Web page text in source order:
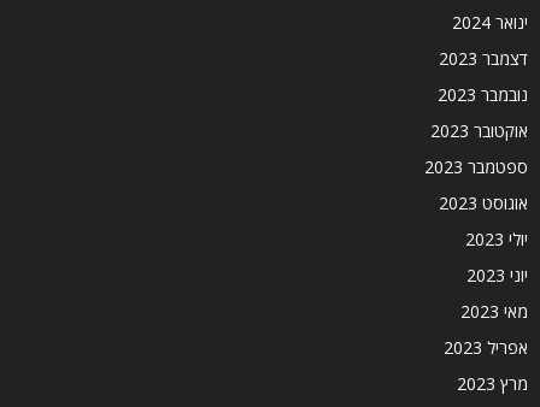
ינואר 2024
דצמבר 2023
נובמבר 2023
אוקטובר 2023
ספטמבר 2023
אוגוסט 2023
יולי 2023
יוני 2023
מאי 2023
אפריל 2023
מרץ 2023